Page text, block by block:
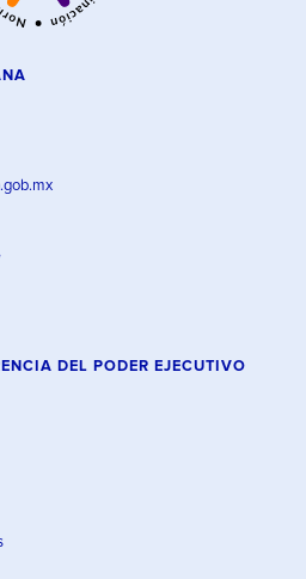
DEL PODER EJECUTIVO